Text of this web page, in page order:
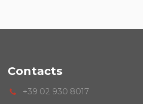
Contacts
+39 02 930 8017